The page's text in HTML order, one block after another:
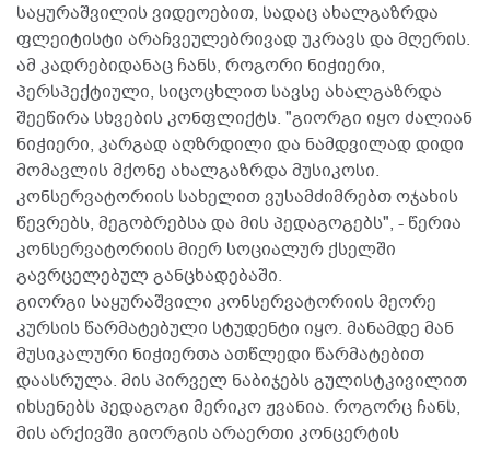
საყურაშვილის ვიდეოებით, სადაც ახალგაზრდა
ფლეიტისტი არაჩვეულებრივად უკრავს და მღერის.
ამ კადრებიდანაც ჩანს, როგორი ნიჭიერი,
პერსპექტიული, სიცოცხლით სავსე ახალგაზრდა
შეეწირა სხვების კონფლიქტს. "გიორგი იყო ძალიან
ნიჭიერი, კარგად აღზრდილი და ნამდვილად დიდი
მომავლის მქონე ახალგაზრდა მუსიკოსი.
კონსერვატორიის სახელით ვუსამძიმრებთ ოჯახის
წევრებს, მეგობრებსა და მის პედაგოგებს", - წერია
კონსერვატორიის მიერ სოციალურ ქსელში
გავრცელებულ განცხადებაში.
გიორგი საყურაშვილი კონსერვატორიის მეორე
კურსის წარმატებული სტუდენტი იყო. მანამდე მან
მუსიკალური ნიჭიერთა ათწლედი წარმატებით
დაასრულა. მის პირველ ნაბიჯებს გულისტკივილით
იხსენებს პედაგოგი მერიკო ჟვანია. როგორც ჩანს,
მის არქივში გიორგის არაერთი კონცერტის